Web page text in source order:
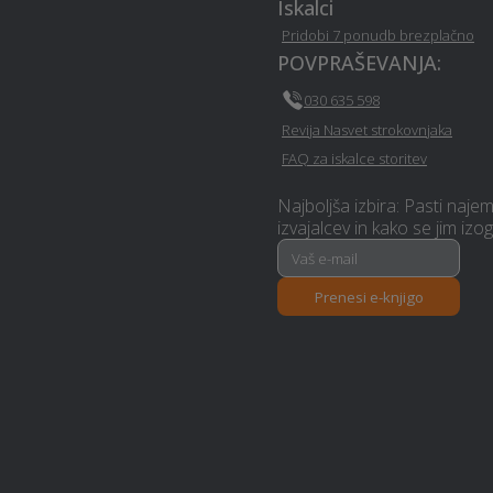
Glasbena šola - Ziri
Zidarske storitve - Ziri
Izobraževanje - Ziri
Polaganje vinila - Ziri
Izdelava brunarice (lesene
hiše) - Ziri
Iskalci
Pridobi 7 ponudb brezplačno
POVPRAŠEVANJA:
030 635 598
Revija Nasvet strokovnjaka
FAQ za iskalce storitev
Najboljša izbira: Pasti
izvajalcev in kako se jim
Prenesi e-knjigo